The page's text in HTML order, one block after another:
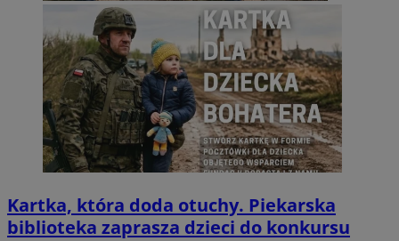
Kartka, która doda otuchy. Piekarska
biblioteka zaprasza dzieci do konkursu